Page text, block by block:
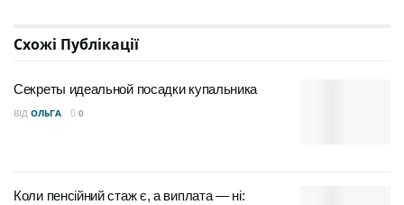
Схожі Публікації
Секреты идеальной посадки купальника
ВІД ОЛЬГА 0
Коли пенсійний стаж є, а виплата — ні: